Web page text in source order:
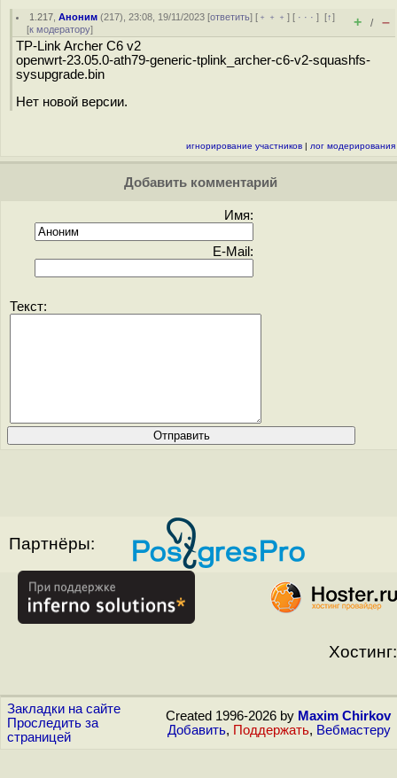
1.217 ,Аноним (217), 23:08, 19/11/2023 [ответить] [ ﹢﹢﹢] [ · · ·][↑]
[к модератору] + / –
TP-Link Archer C6 v2
openwrt-23.05.0-ath79-generic-tplink_archer-c6-v2-squashfs-
sysupgrade.bin
Нет новой версии.
игнорирование участников | лог модерирования
Добавить комментарий
Имя:
E-Mail:
Текст:
Партнёры:
Хостинг:
Закладки на сайте
Проследить за
страницей
Created 1996-2026 by Maxim Chirkov
Добавить, Поддержать, Вебмастеру